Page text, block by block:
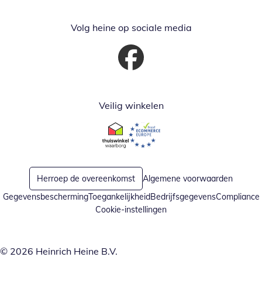
Volg heine op sociale media
Opent in nieuw venster
Veilig winkelen
Opent in nieuw venster
Opent in nieuw venster
Herroep de overeenkomst
Algemene voorwaarden
GegevensbeschermingToegankelijkheidBedrijfsgegevensCompliance
Cookie-instellingen
© 2026 Heinrich Heine B.V.